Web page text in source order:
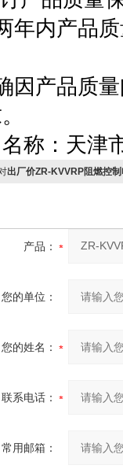
年内产品
因产品质
称：天津
出厂价ZR-KVVRP阻燃控
产品：
您的单位：
您的姓名：
联系电话：
常用邮箱：